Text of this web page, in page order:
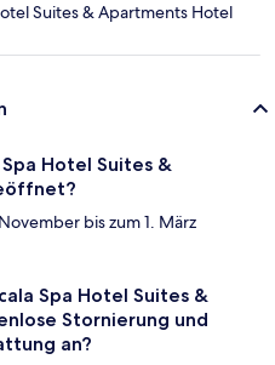
Suites & Apartments Hotel
Hotel Suites &
bis zum 1. März
Spa Hotel Suites &
Stornierung und
an?